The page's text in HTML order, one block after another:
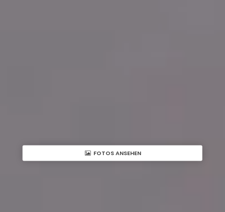
FOTOS ANSEHEN